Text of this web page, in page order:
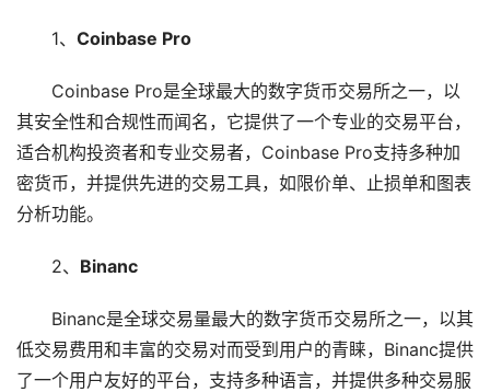
1、 Coinbase Pro
Coinbase Pro是全球最大的数字货币交易所之一，以
其安全性和合规性而闻名，它提供了一个专业的交易平台，
适合机构投资者和专业交易者，Coinbase Pro支持多种加
密货币，并提供先进的交易工具，如限价单、止损单和图表
分析功能。
2、 Binanc
Binanc是全球交易量最大的数字货币交易所之一，以其
低交易费用和丰富的交易对而受到用户的青睐，Binanc提供
了一个用户友好的平台，支持多种语言，并提供多种交易服